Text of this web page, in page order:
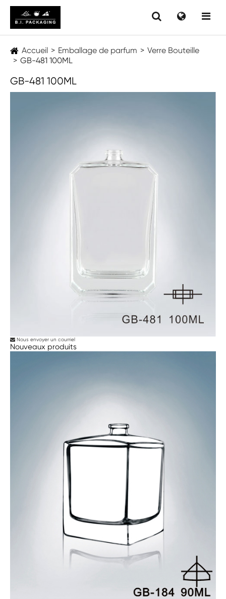
Accueil Emballage de parfum
Verre Bouteille
GB-481 100ML
GB-481 100ML
Nous envoyer un courriel
Nouveaux produits